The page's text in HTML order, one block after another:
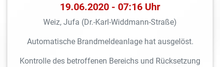
19.06.2020 - 07:16 Uhr
Weiz, Jufa (Dr.-Karl-Widdmann-Straße)
Automatische Brandmeldeanlage hat ausgelöst.
Kontrolle des betroffenen Bereichs und Rücksetzung